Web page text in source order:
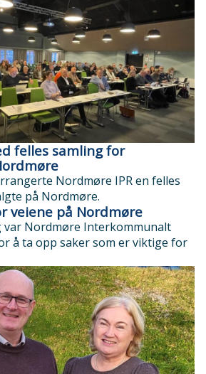
felles samling for
Nordmøre IPR en felles
på Nordmøre.
veiene på Nordmøre
var Nordmøre Interkommunalt
å ta opp saker som er viktige for